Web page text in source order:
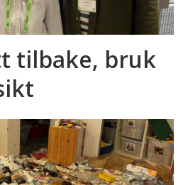
tilbake, bruk